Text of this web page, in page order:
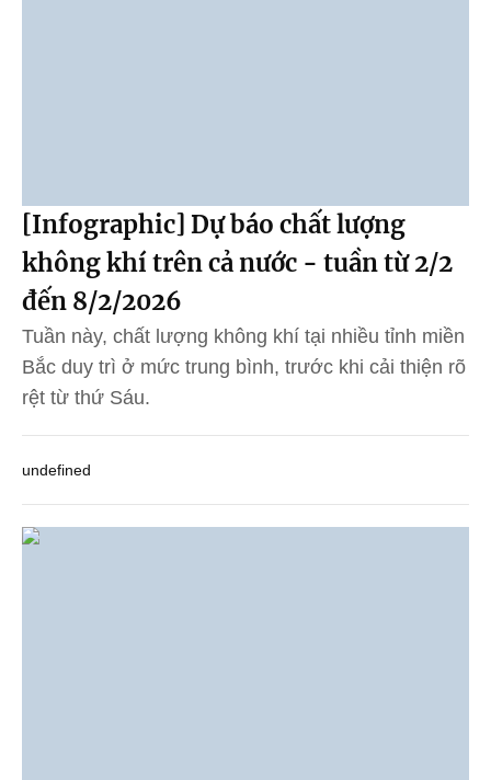
[Infographic] Dự báo chất lượng
không khí trên cả nước - tuần từ 2/2
đến 8/2/2026
Tuần này, chất lượng không khí tại nhiều tỉnh miền
Bắc duy trì ở mức trung bình, trước khi cải thiện rõ
rệt từ thứ Sáu.
undefined